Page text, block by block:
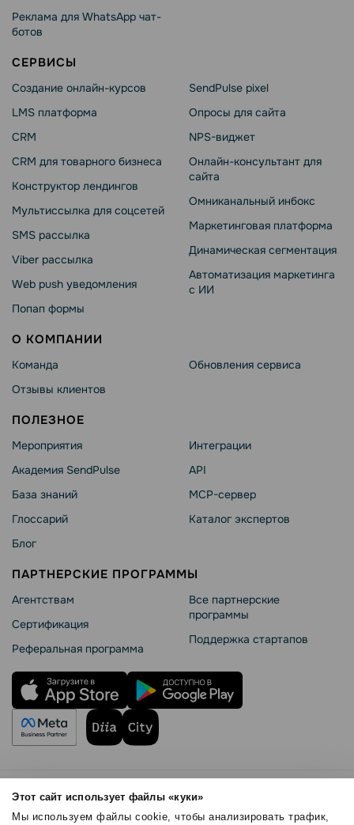
Этот сайт использует файлы «куки»
Мы используем файлы cookie, чтобы анализировать трафик,
Реклама для WhatsApp чат-
ботов
СЕРВИСЫ
Создание онлайн-курсов
LMS платформа
CRM
CRM для товарного бизнеса
Конструктор лендингов
Мультиссылка для соцсетей
SMS рассылка
Viber рассылка
Web push уведомления
Попап формы
SendPulse pixel
Опросы для сайта
NPS-виджет
Онлайн-консультант для
сайта
Омниканальный инбокс
Маркетинговая платформа
Динамическая сегментация
Автоматизация маркетинга
с ИИ
О КОМПАНИИ
Команда
Отзывы клиентов
Обновления сервиса
ПОЛЕЗНОЕ
Мероприятия
Академия SendPulse
База знаний
Глоссарий
Блог
Интеграции
API
MCP-сервер
Каталог экспертов
ПАРТНЕРСКИЕ ПРОГРАММЫ
Агентствам
Сертификация
Реферальная программа
Все партнерские
программы
Поддержка стартапов
Правила использования
Безопасность SendPulse